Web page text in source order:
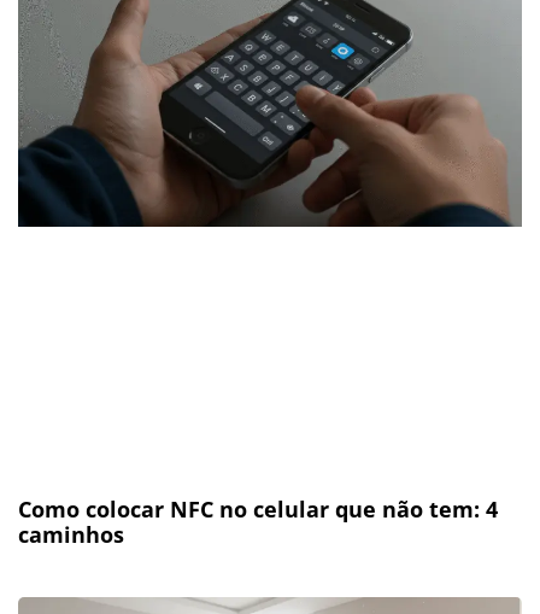
Como colocar NFC no celular que não tem: 4
caminhos